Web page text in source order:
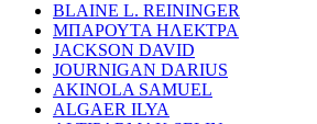
BLAINE L. REININGER
ΜΠΑΡΟΥΤΑ ΗΛΕΚΤΡΑ
JACKSON DAVID
JOURNIGAN DARIUS
AKINOLA SAMUEL
ALGAER ILYA